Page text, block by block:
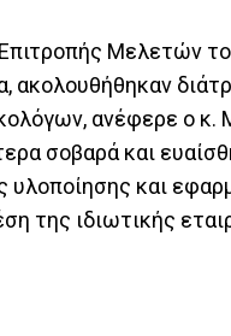
Μελετών
ανέφερε ο
σοβαρά και
υλοποίησης και
της ιδιωτικής